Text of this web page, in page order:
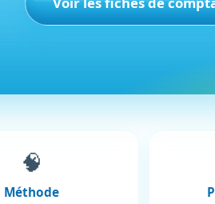
🧠
Méthode